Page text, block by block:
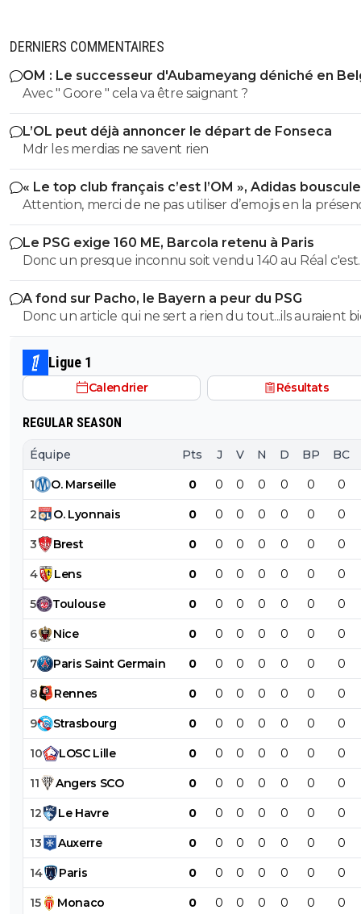
DERNIERS COMMENTAIRES
OM : Le successeur d'Aubameyang déniché en
Avec " Goore " cela va être saignant ?
L’OL peut déjà annoncer le départ de Fonseca
Mdr les merdias ne savent rien
« Le top club français c’est l’OM », Adidas
PSG
Attention, merci de ne pas utiliser d’emojis en la
Raymond Q qui a un traumatisme de l enfance lié à ces
derniers; pour le soutenir, vous pouvez adhérer à son
association se prétendant faire partie d’une « élite »
se refusant catégoriquement l utilisation d emojis bien
populaire à son goût et surtout incompréhensible
gros globes oculaires de sardine. Cordialement.
Le PSG exige 160 ME, Barcola retenu à Paris
Donc un presque inconnu soit vendu 140 au Réal c'est
normal et un double détenteur de la LDC soit à un
faiblard normal ?? Messieurs les anglais allez vous faire
A fond sur Pacho, le Bayern a peur du PSG
Donc un article qui ne sert a rien du tout...ils auraient
voulu mais finalement non...je peux en écrire 200 des
comme ca !
Ligue 1
Calendrier Résultats
REGULAR SEASON
Équipe Pts J V N D BP BC
1 O. Marseille 0 0 0 0 0 0 0
2 O. Lyonnais 0 0 0 0 0 0 0
3 Brest 0 0 0 0 0 0 0
4 Lens 0 0 0 0 0 0 0
5 Toulouse 0 0 0 0 0 0 0
6 Nice 0 0 0 0 0 0 0
7 Paris Saint Germain 0 0 0 0 0 0 0
8 Rennes 0 0 0 0 0 0 0
9 Strasbourg 0 0 0 0 0 0 0
10 LOSC Lille 0 0 0 0 0 0 0
11 Angers SCO 0 0 0 0 0 0 0
12 Le Havre 0 0 0 0 0 0 0
13 Auxerre 0 0 0 0 0 0 0
14 Paris 0 0 0 0 0 0 0
15 Monaco 0 0 0 0 0 0 0